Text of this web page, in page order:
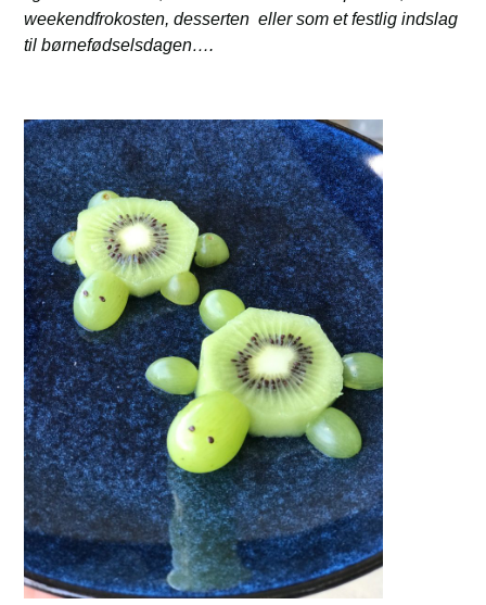
weekendfrokosten, desserten eller som et festlig indslag
til børnefødselsdagen….